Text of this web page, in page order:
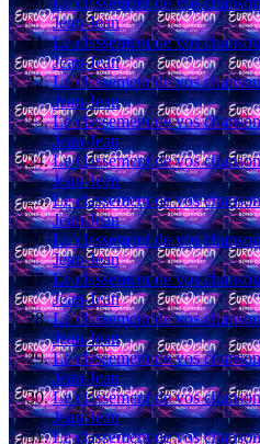
Jean-Jean
Le classement de vos
Jean-Jean
Le classement de vos
Jean-Jean
Le classement de vos
Jean-Jean
Le classement de vos
Jean-Jean
Le classement de vos
Jean-Jean
Le classement de vos
Jean-Jean
Le classement de vos
Jean-Jean
Le classement de vos
Jean-Jean
Le classement de vos
Jean-Jean
Le classement de vos
Jean-Jean
Le classement de vos